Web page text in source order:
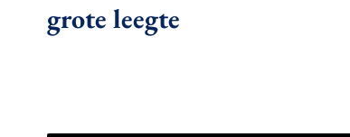
grote leegte